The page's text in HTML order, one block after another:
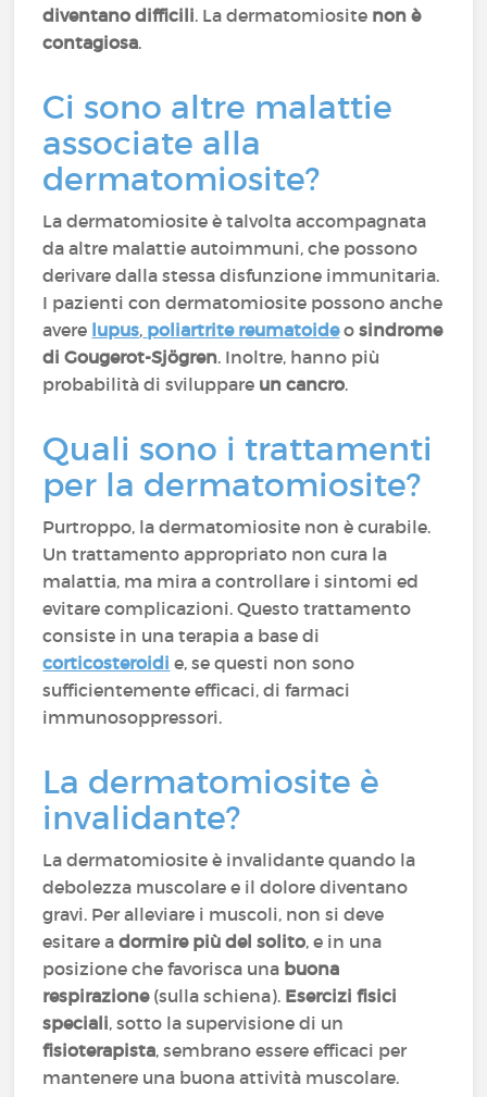
diventano difficili. La dermatomiosite non è
contagiosa.
Ci sono altre malattie
associate alla
dermatomiosite?
La dermatomiosite è talvolta accompagnata
da altre malattie autoimmuni, che possono
derivare dalla stessa disfunzione immunitaria.
I pazienti con dermatomiosite possono anche
avere lupus, poliartrite reumatoideosindrome
di Gougerot-Sjögren. Inoltre, hanno più
probabilità di sviluppare un cancro.
Quali sono i trattamenti
per la dermatomiosite?
Purtroppo, la dermatomiosite non è curabile.
Un trattamento appropriato non cura la
malattia, ma mira a controllare i sintomi ed
evitare complicazioni. Questo trattamento
consiste in una terapia a base di
corticosteroidi e, se questi non sono
sufficientemente efficaci, di farmaci
immunosoppressori.
La dermatomiosite è
invalidante?
La dermatomiosite è invalidante quando la
debolezza muscolare e il dolore diventano
gravi. Per alleviare i muscoli, non si deve
esitare adormire più del solito, e in una
posizione che favorisca una buona
respirazione(sulla schiena). Esercizi fisici
speciali, sotto la supervisione di un
fisioterapista, sembrano essere efficaci per
mantenere una buona attività muscolare.